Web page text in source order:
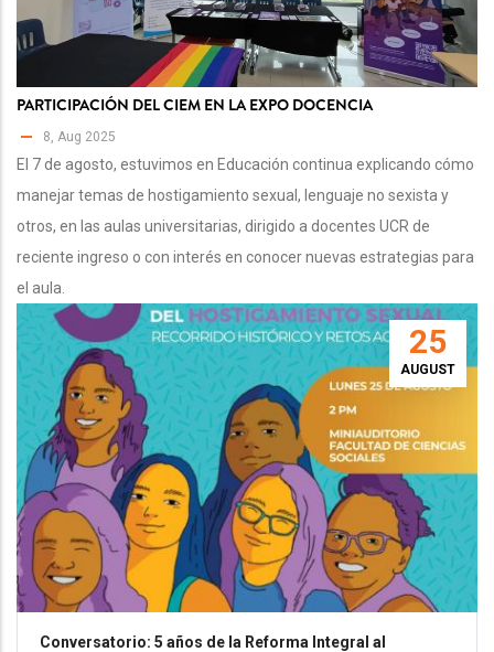
PARTICIPACIÓN DEL CIEM EN LA EXPO DOCENCIA
8, Aug 2025
El 7 de agosto, estuvimos en Educación continua explicando cómo
manejar temas de hostigamiento sexual, lenguaje no sexista y
otros, en las aulas universitarias, dirigido a docentes UCR de
reciente ingreso o con interés en conocer nuevas estrategias para
el aula.
25
AUGUST
Conversatorio: 5 años de la Reforma Integral al